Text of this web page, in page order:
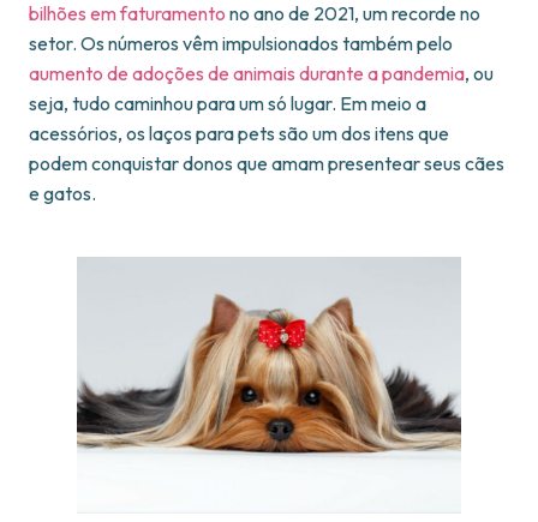
bilhões em faturamento no ano de 2021, um recorde no
setor. Os números vêm impulsionados também pelo
aumento de adoções de animais durante a pandemia, ou
seja, tudo caminhou para um só lugar. Em meio a
acessórios, os laços para pets são um dos itens que
podem conquistar donos que amam presentear seus cães
e gatos.